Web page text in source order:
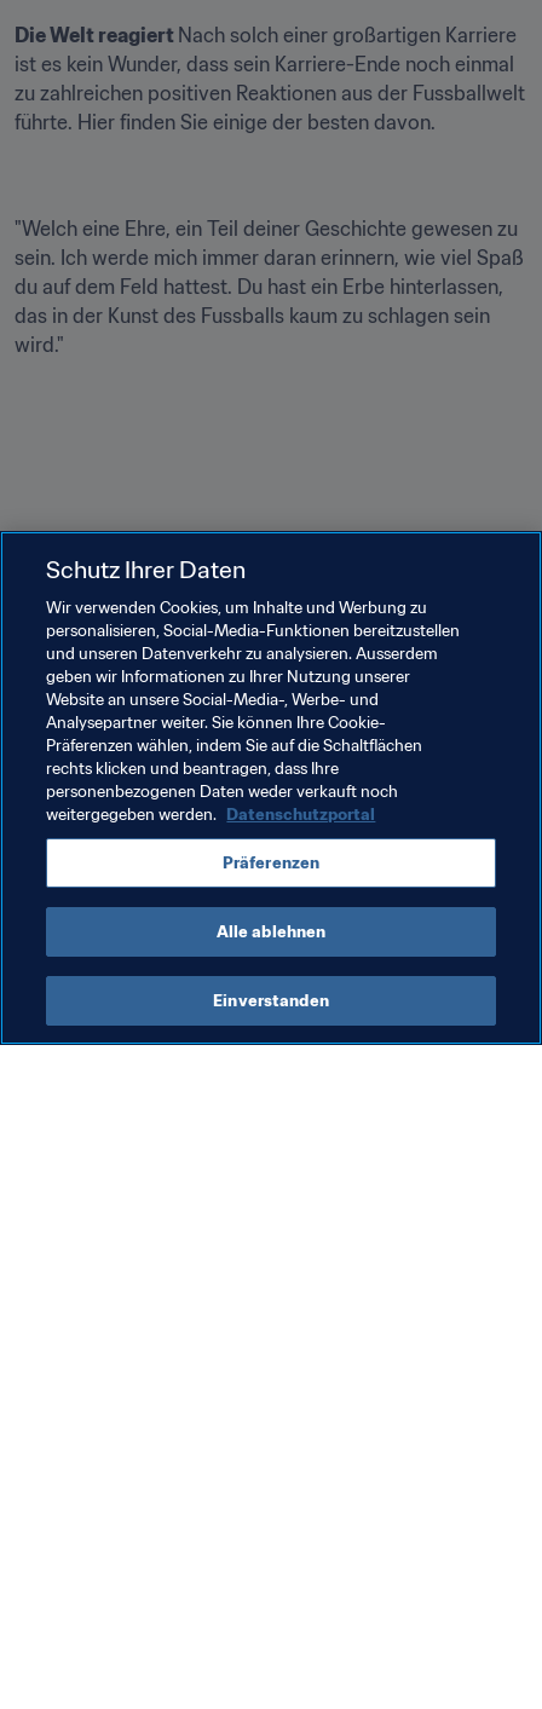
Die Welt reagiert Nach solch einer großartigen Karriere
ist es kein Wunder, dass sein Karriere-Ende noch einmal
zu zahlreichen positiven Reaktionen aus der Fussballwelt
führte. Hier finden Sie einige der besten davon.
"Welch eine Ehre, ein Teil deiner Geschichte gewesen zu
sein. Ich werde mich immer daran erinnern, wie viel Spaß
du auf dem Feld hattest. Du hast ein Erbe hinterlassen,
das in der Kunst des Fussballs kaum zu schlagen sein
wird."
Verwandte Themen
Brazil CONMEBOL
Schutz Ihrer Daten
Wir verwenden Cookies, um Inhalte und Werbung zu
personalisieren, Social-Media-Funktionen bereitzustellen
und unseren Datenverkehr zu analysieren. Ausserdem
geben wir Informationen zu Ihrer Nutzung unserer
Website an unsere Social-Media-, Werbe- und
Analysepartner weiter. Sie können Ihre Cookie-
Präferenzen wählen, indem Sie auf die Schaltflächen
rechts klicken und beantragen, dass Ihre
personenbezogenen Daten weder verkauft noch
weitergegeben werden. Datenschutzportal
Präferenzen
Alle ablehnen
Einverstanden